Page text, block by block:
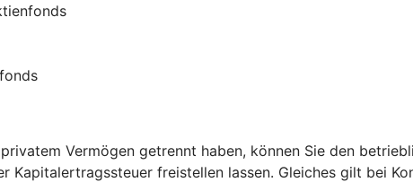
Vermögen getrennt haben, können Sie den
freistellen lassen. Gleiches gilt bei